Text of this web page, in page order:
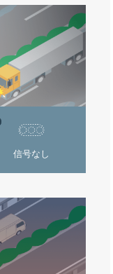
信号なし